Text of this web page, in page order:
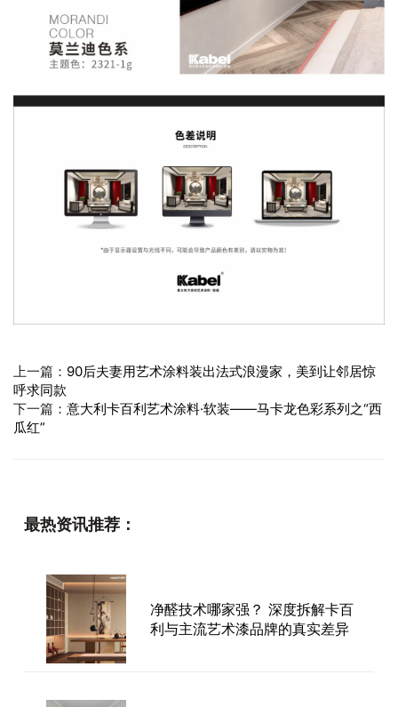
上一篇： 90后夫妻用艺术涂料装出法式浪漫家，美到让邻居惊
呼求同款
下一篇： 意大利卡百利艺术涂料·软装——马卡龙色彩系列之“西
瓜红”
最热资讯推荐：
净醛技术哪家强？ 深度拆解卡百
利与主流艺术漆品牌的真实差异